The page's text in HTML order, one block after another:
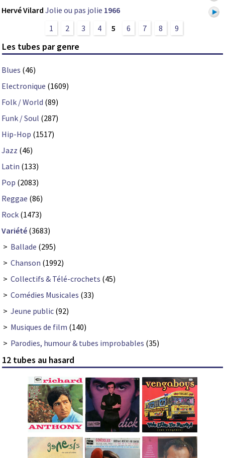
Hervé Vilard Jolie ou pas jolie 1966
1
2 3 4 5 6 7 8 9
Les tubes par genre
Blues (46)
Electronique (1609)
Folk / World (89)
Funk / Soul (287)
Hip-Hop (1517)
Jazz (46)
Latin (133)
Pop (2083)
Reggae (86)
Rock (1473)
Variété (3683)
> Ballade (295)
> Chanson (1992)
> Collectifs & Télé-crochets (45)
> Comédies Musicales (33)
> Jeune public (92)
> Musiques de film (140)
> Parodies, humour & tubes improbables (35)
12 tubes au hasard